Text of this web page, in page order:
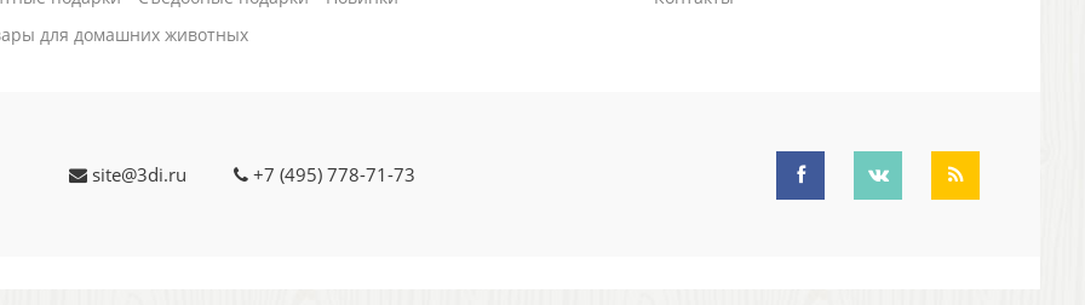
для домашних животных
site@3di.ru +7 (495) 778-71-73